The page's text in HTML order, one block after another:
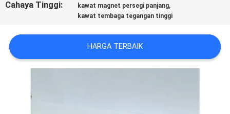
SUATU
SITEMAP
POLICY
Cahaya Tinggi: kawat magnet persegi panjang,
kawat tembaga tegangan tinggi
HARGA TERBAIK